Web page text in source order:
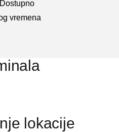
vremena
lokacije